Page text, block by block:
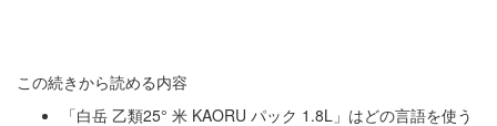
この続きから読める内容
「白岳 乙類25° 米 KAORU パック 1.8L」はどの言語を使う